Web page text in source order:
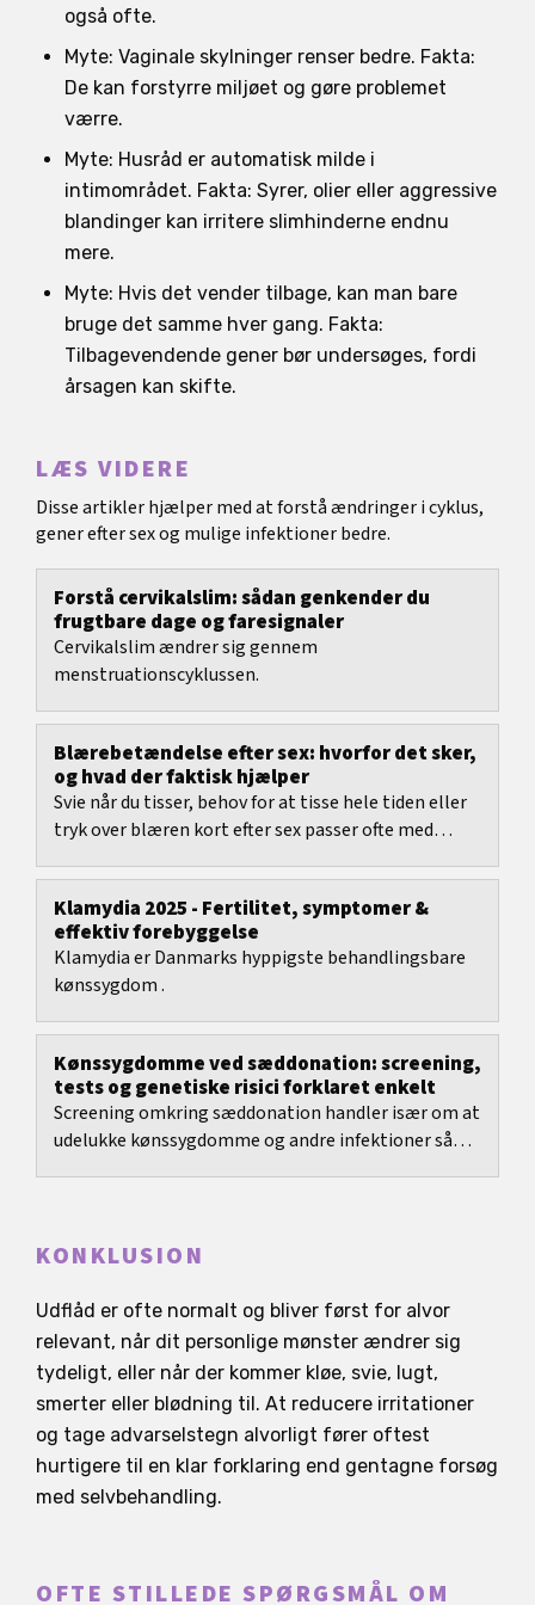
også ofte.
Myte: Vaginale skylninger renser bedre. Fakta:
De kan forstyrre miljøet og gøre problemet
værre.
Myte: Husråd er automatisk milde i
intimområdet. Fakta: Syrer, olier eller aggressive
blandinger kan irritere slimhinderne endnu
mere.
Myte: Hvis det vender tilbage, kan man bare
bruge det samme hver gang. Fakta:
Tilbagevendende gener bør undersøges, fordi
årsagen kan skifte.
LÆS VIDERE
Disse artikler hjælper med at forstå ændringer i cyklus,
gener efter sex og mulige infektioner bedre.
Forstå cervikalslim: sådan genkender du
frugtbare dage og faresignaler
Cervikalslim ændrer sig gennem
menstruationscyklussen.
Blærebetændelse efter sex: hvorfor det sker,
og hvad der faktisk hjælper
Svie når du tisser, behov for at tisse hele tiden eller
tryk over blæren kort efter sex passer ofte med
Klamydia 2025 - Fertilitet, symptomer &
effektiv forebyggelse
Klamydia er Danmarks hyppigste behandlingsbare
kønssygdom .
Kønssygdomme ved sæddonation: screening,
tests og genetiske risici forklaret enkelt
Screening omkring sæddonation handler især om at
udelukke kønssygdomme og andre infektioner så
KONKLUSION
Udflåd er ofte normalt og bliver først for alvor
relevant, når dit personlige mønster ændrer sig
tydeligt, eller når der kommer kløe, svie, lugt,
smerter eller blødning til. At reducere irritationer
og tage advarselstegn alvorligt fører oftest
hurtigere til en klar forklaring end gentagne forsøg
med selvbehandling.
OFTE STILLEDE SPØRGSMÅL OM